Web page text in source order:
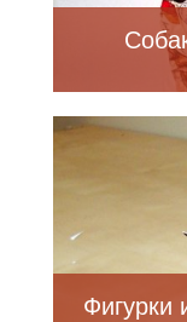
Фигурки